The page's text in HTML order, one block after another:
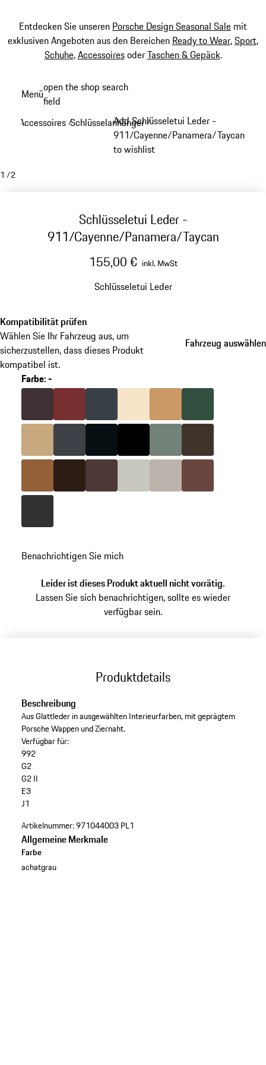
Entdecken Sie unseren Porsche Design Seasonal Sale mit
exklusiven Angeboten aus den Bereichen Ready to Wear,Sport,
Schuhe,AccessoiresoderTaschen & Gepäck.
Hauptinhalt
Menüopen the shop search
field
Accessoires /Schlüsselanhänger/
Add Schlüsseletui Leder -
911/Cayenne/Panamera/Taycan
to wishlist
1 /2
Schlüsseletui Leder -
911/Cayenne/Panamera/Taycan
155,00 € inkl. MwSt
Schlüsseletui Leder
Kompatibilität prüfen
Wählen Sie Ihr Fahrzeug aus, um
sicherzustellen, dass dieses Produkt
kompatibel ist.
Fahrzeug auswählen
Fahrzeug auswählen
Farbe:-
überspringen
Farbe brombeer
Farbe bordeauxrot
Farbe graphitblau
Farbe crema
Farbe luxorbeige
Farbe islandgrün
mojavebeige
Farbe schiefergrau
Farbe basaltschwarz
Farbe schwarz
Farbe agavengrün
Farbe sattelbraun
Farbe cohibabraun
Farbe merantibraun
Farbe marsala
Farbe kalkbeige
Farbe trüffelbraun
zu
(Farbe)
Benachrichtigen Sie mich
Leider ist dieses Produkt aktuell nicht vorrätig.
Lassen Sie sich benachrichtigen, sollte es wieder
verfügbar sein.
Produktdetails
Beschreibung
Aus Glattleder in ausgewählten Interieurfarben, mit geprägtem
Porsche Wappen und Ziernaht.
Verfügbar für:
992
G2
G2 II
E3
J1
Artikelnummer:971044003 PL1
Allgemeine Merkmale
Farbe
achatgrau